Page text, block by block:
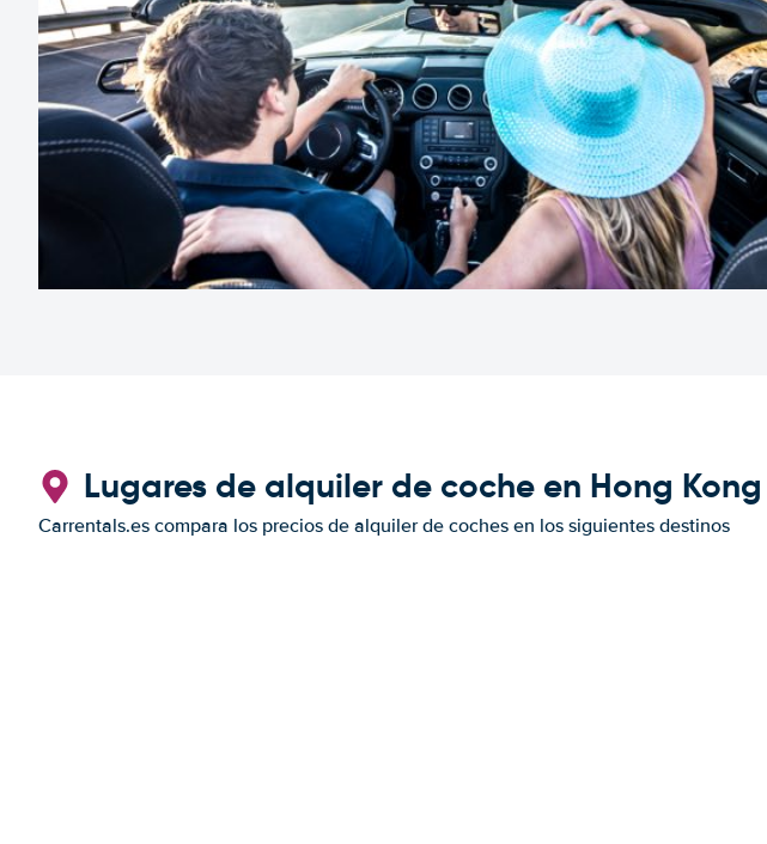
Lugares de alquiler de coche en Hong Kong
Carrentals.es compara los precios de alquiler de coches en los siguientes destinos